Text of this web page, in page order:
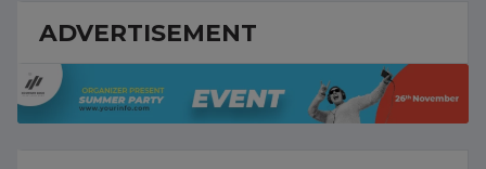
ADVERTISEMENT